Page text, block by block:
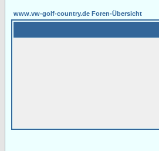
www.vw-golf-country.de Foren-Übersicht